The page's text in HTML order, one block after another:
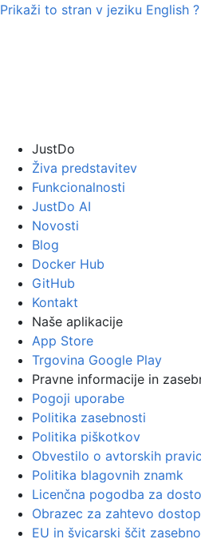
Prikaži to stran v jeziku English ?
JustDo
Živa predstavitev
Funkcionalnosti
JustDo AI
Novosti
Blog
Docker Hub
GitHub
Kontakt
Naše aplikacije
App Store
Trgovina Google Play
Pravne informacije in
Pogoji uporabe
Politika zasebnosti
Politika piškotkov
Obvestilo o avtorskih
Politika blagovnih znamk
Licenčna pogodba za
Obrazec za zahtevo
EU in švicarski ščit